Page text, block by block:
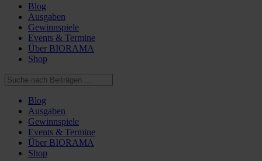
Blog
Ausgaben
Gewinnspiele
Events & Termine
Über BIORAMA
Shop
Blog
Ausgaben
Gewinnspiele
Events & Termine
Über BIORAMA
Shop